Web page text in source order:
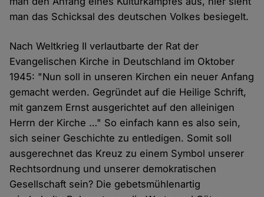
man das Schicksal des deutschen Volkes besiegelt.
Nach Weltkrieg II verlautbarte der Rat der
Evangelischen Kirche in Deutschland im Oktober
1945: "Nun soll in unseren Kirchen ein neuer Anfang
gemacht werden. Gegründet auf die Heilige Schrift,
mit ganzem Ernst ausgerichtet auf den alleinigen
Herrn der Kirche …" So einfach kann es also sein,
sich seiner Geschichte zu entledigen. Somit soll
ausgerechnet das Kreuz zu einem Symbol unserer
Rechtsordnung und unserer demokratischen
Gesellschaft sein? Die gebetsmühlenartig